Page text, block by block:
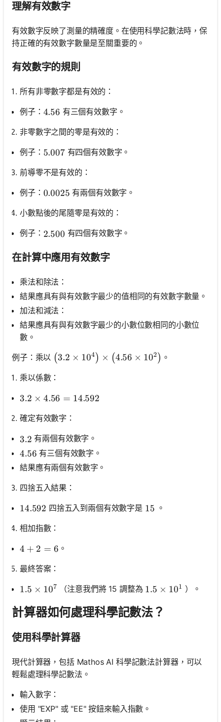
理解有效數字
有效數字反映了測量的精確度。在使用科學記數法時，保
持正確的有效數字數量是至關重要的。
有效數字的規則
所有非零數字都是有效的：
例子： 4.56
4.56 有三個有效數字。
非零數字之間的零是有效的：
例子： 5.007
5.007有四個有效數字。
前導零不是有效的：
例子： 0.0025
0.0025 有兩個有效數字。
小數點後的尾隨零是有效的：
例子： 2.500
2.500 有四個有效數字。
在計算中應用有效數字
乘法和除法：
結果應具有與有效數字最少的值相同的有效數字數量。
加法和減法：
結果應具有與有效數字最少的小數位數相同的小數位
數。
例子：乘以 \left(3.2 \times 10^4\right)
(3.2 × 104 ) × (4.56 × 102) 。
乘以係數：
3.2 \times 4.56=14.592
3.2 × 4.56 = 14.592
確定有效數字：
3.2
3.2 有兩個有效數字。
4.56
4.56 有三個有效數字。
結果應有兩個有效數字。
四捨五入結果：
14.592
14.592 四捨五入到兩個有效數字是 15
15 。
相加指數：
4+2=6
4 + 2 = 6 。
最終答案：
1.5 \times 10^7
1.5 × 107 （注意我們將 15 調整為 1.5 \times 10^1
1.5 × 101 ）。
計算器如何處理科學記數法？
使用科學計算器
現代計算器，包括 Mathos AI 科學記數法計算器，可以
輕鬆處理科學記數法。
輸入數字：
使用 "EXP" 或 "EE" 按鈕來輸入指數。